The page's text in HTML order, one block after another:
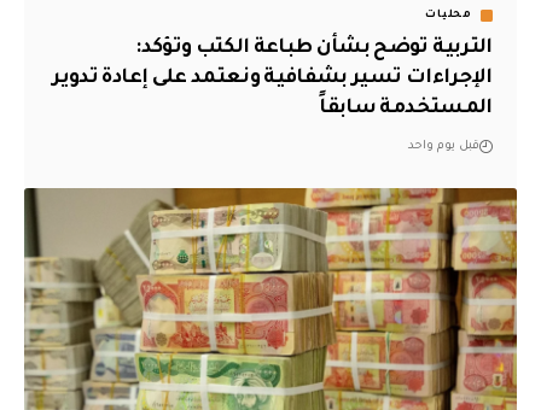
محليات
التربية توضح بشأن طباعة الكتب وتؤكد:
الإجراءات تسير بشفافية ونعتمد على إعادة تدوير
المستخدمة سابقاً
قبل يوم واحد